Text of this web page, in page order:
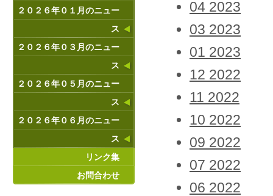
２０２６年０１月のニュー
ス
２０２６年０３月のニュー
ス
２０２６年０５月のニュー
ス
２０２６年０６月のニュー
ス
リンク集
お問合わせ
04 2023
03 2023
01 2023
12 2022
11 2022
10 2022
09 2022
07 2022
06 2022